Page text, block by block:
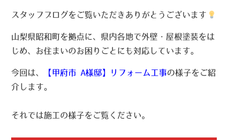
スタッフブログをご覧いただきありがとうございます
山梨県昭和町を拠点に、県内各地で外壁・屋根塗装をは
じめ、お住まいのお困りごとにも対応しています。
今回は、 【甲府市 A様邸】リフォーム工事の様子をご紹
介します。
それでは施工の様子をご覧ください。